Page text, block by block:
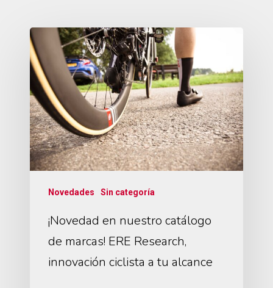
Novedades Sin categoría
¡Novedad en nuestro catálogo
de marcas! ERE Research,
innovación ciclista a tu alcance